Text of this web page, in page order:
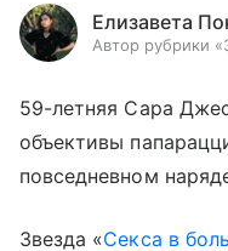
Елизавета
Автор рубрики
59-летняя Сара
объективы
повседневном
Звезда «Секса в